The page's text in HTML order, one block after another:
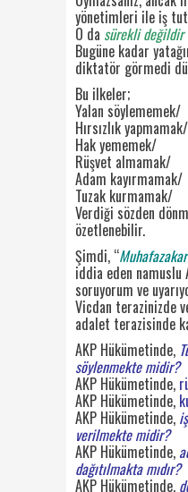
yönetimleri ile iş
O da sürekli değildir
Bugüne kadar
diktatör görmedi
Bu ilkeler;
Yalan söylememek/
Hırsızlık yapmamak/
Hak yememek/
Rüşvet almamak/
Adam kayırmamak/
Tuzak kurmamak/
Verdiği sözden
özetlenebilir.
Şimdi, “
iddia eden namuslu
soruyorum ve
Vicdan terazinizde
adalet terazisinde
AKP Hükümetinde,
söylenmekte midir?
AKP Hükümetinde,
AKP Hükümetinde,
AKP Hükümetinde,
verilmekte midir?
AKP Hükümetinde,
dağıtılmakta mıdır?
AKP Hükümetinde,